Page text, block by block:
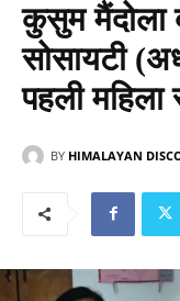
कुसुम मैंदोला
सोसायटी
पहली महिला
BY HIMALAYAN